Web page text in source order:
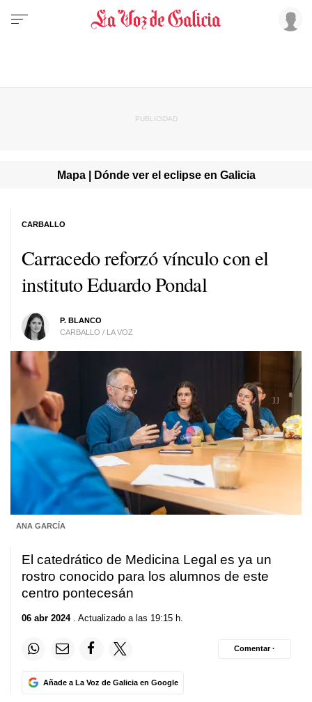
Mapa | Dónde ver el eclipse en Galicia
Carracedo reforzó vínculo con el
instituto Eduardo Pondal
P. BLANCO
CARBALLO / LA VOZ
CARBALLO
ANA GARCÍA
El catedrático de Medicina Legal es ya un
rostro conocido para los alumnos de este
centro pontecesán
06 abr 2024. Actualizado a las 19:15 h.
Añade a La Voz de Galicia en Google
Comentar ·